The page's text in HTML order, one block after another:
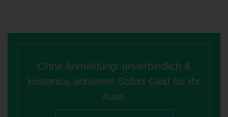
Ohne Anmeldung! unverbindlich &
kostenlos anbieten! Sofort Geld für Ihr
Auto.